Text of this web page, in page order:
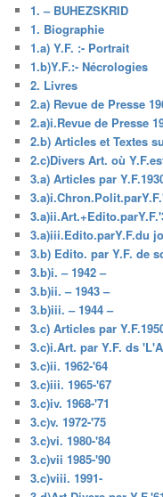
1. – BUHEZSKRID
1. Biographie
1.a) Y.F. :- Portrait
1.b)Y.F.:- Nécrologies
2. Livres
2.a) Revue de Presse
2.a)i.Revue de Presse
2.b) Articles et Textes
2.c)Divers Art. où
3.a) Articles par
3.a)iii.Edito.parY.F.du
3.b) Edito. par Y.F. de
3.b)i. – 1942 –
3.b)ii. – 1943 –
3.b)iii. – 1944 –
3.c) Articles par
3.c)i.Art. par Y.F. ds
3.c)ii. 1962-'64
3.c)iii. 1965-'67
3.c)iv. 1968-'71
3.c)v. 1972-'75
3.c)vi. 1980-'84
3.c)vii 1985-'90
3.c)viii. 1991-